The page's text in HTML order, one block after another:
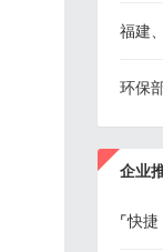
福建
环保
企业
⌜快